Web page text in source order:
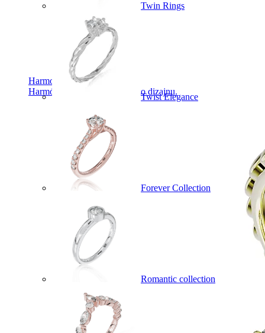
Harmony
Harmónia klasiky a moderného dizajnu.
Twin Rings
Twist Elegance
Forever Collection
Romantic collection